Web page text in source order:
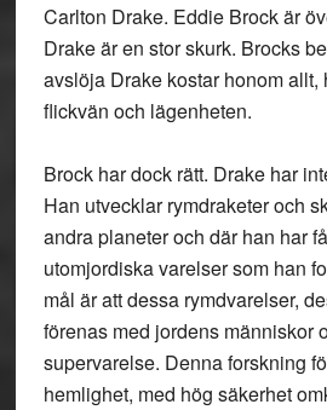
Carlton Drake. Eddie Brock är
Drake är en stor skurk. Brocks
avslöja Drake kostar honom allt,
flickvän och lägenheten.
Brock har dock rätt. Drake har
Han utvecklar rymdraketer och
andra planeter och där han har
utomjordiska varelser som han
mål är att dessa rymdvarelser,
förenas med jordens människor
supervarelse. Denna forskning
hemlighet, med hög säkerhet